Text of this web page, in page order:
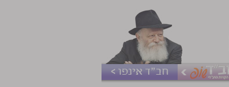
חב"ד אינפו >